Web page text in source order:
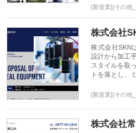
[製造業][その他
株式会社
株式会社SKN
設計から加工
スタイルを取
トを落とし、
[製造業][その他
株式会社